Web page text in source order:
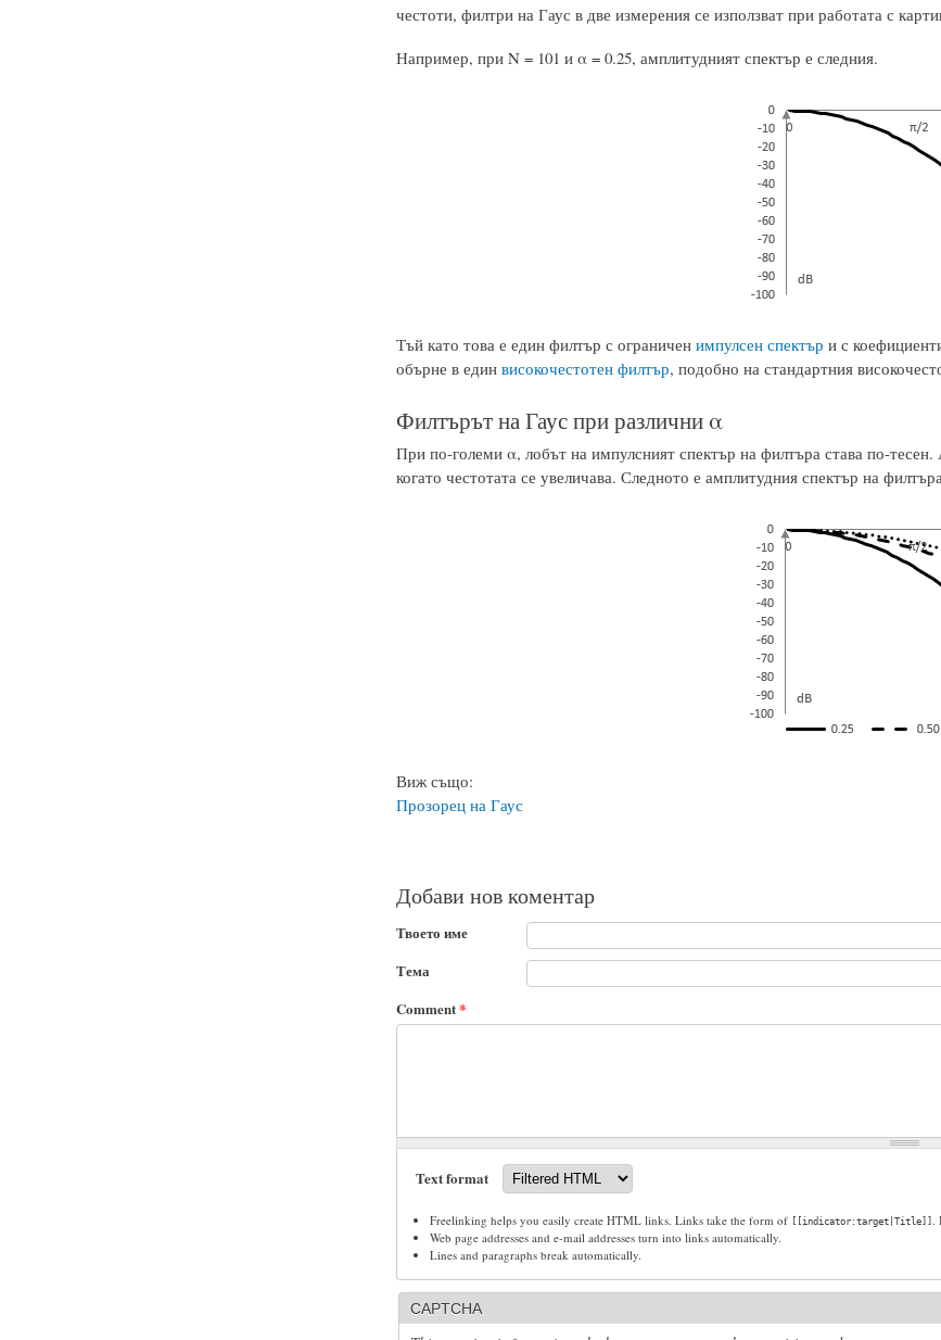
честоти, филтри на Гаус в две измерения се използват при работата с
Например, при N = 101 и α = 0.25, амплитудният спектър е следния.
Тъй като това е един филтър с ограничен импулсен спектър и с
обърне в един високочестотен филтър, подобно на стандартния
Филтърът на Гаус при различни α
При по-големи α, лобът на импулсният спектър на филтъра става по-
когато честотата се увеличава. Следното е амплитудния спектър на
Виж също:
Прозорец на Гаус
Добави нов коментар
Твоето име
Тема
Comment*
Text format
Freelinking helps you easily create HTML links. Links take the form of [[indicator:target|Title]]
Web page addresses and e-mail addresses turn into links automatically.
Lines and paragraphs break automatically.
CAPTCHA